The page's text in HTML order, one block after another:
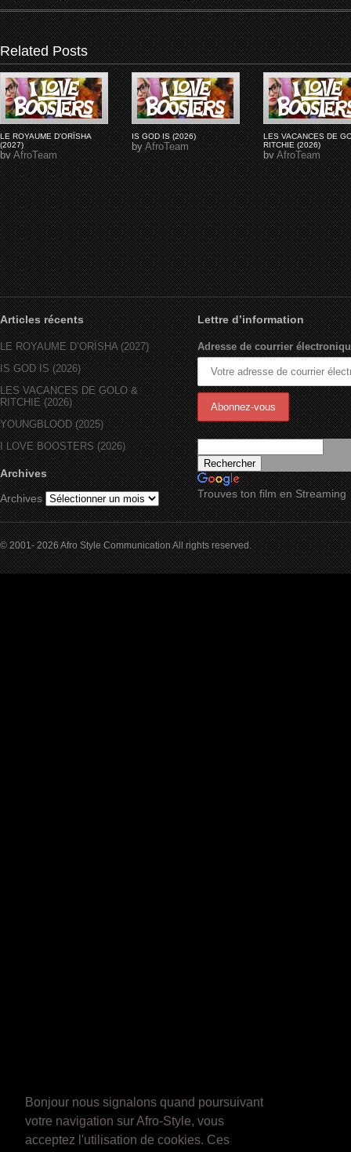
Bonjour nous signalons quand poursuivant
votre navigation sur Afro-Style, vous
acceptez l'utilisation de cookies. Ces
Related Posts
LE ROYAUME D'ORÏSHA
(2027)
byAfroTeam
IS GOD IS (2026)
byAfroTeam
LES VACANCES DE
RITCHIE (2026)
byAfroTeam
Articles récents
LE ROYAUME D’ORÏSHA (2027)
IS GOD IS (2026)
LES VACANCES DE GOLO &
RITCHIE (2026)
YOUNGBLOOD (2025)
I LOVE BOOSTERS (2026)
Archives
Archives
Lettre d’information
Adresse de courrier
Trouves ton film en Streaming
© 2001- 2026 Afro Style Communication All rights reserved.